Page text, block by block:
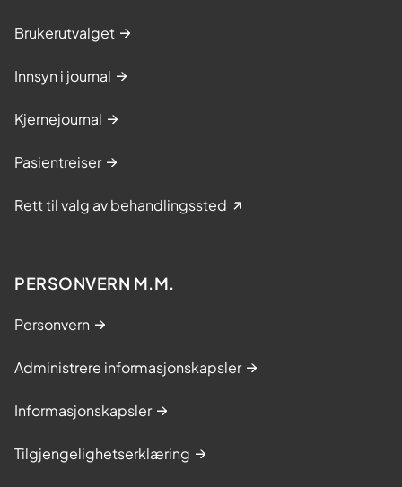
Brukerutvalget
Innsyn i journal
Kjernejournal
Pasientreiser
Rett til valg av behandlingssted
PERSONVERN M.M.
Personvern
Administrere informasjonskapsler
Informasjonskapsler
Tilgjengelighetserklæring